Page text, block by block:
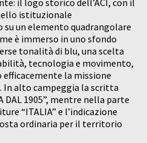
il logo storico dell’ACI, con il
istituzionale
un elemento quadrangolare
è immerso in uno sfondo
tonalità di blu, una scelta
tecnologia e movimento,
la missione
In alto campeggia la scritta
DAL 1905”, mentre nella parte
“ITALIA” e l’indicazione
ordinaria per il territorio